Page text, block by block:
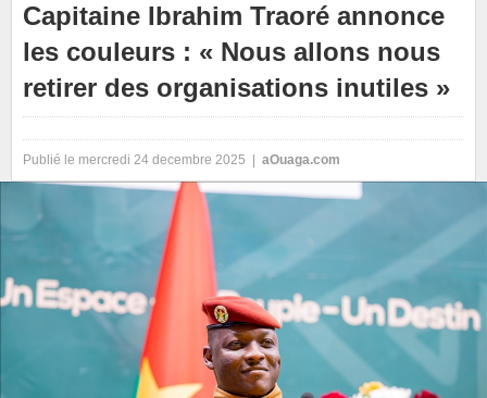
Capitaine Ibrahim Traoré annonce
les couleurs : « Nous allons nous
retirer des organisations inutiles »
Publié le mercredi 24 decembre 2025 | aOuaga.com